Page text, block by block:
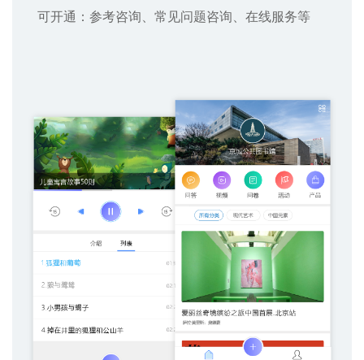
可开通：参考咨询、常见问题咨询、在线服务等